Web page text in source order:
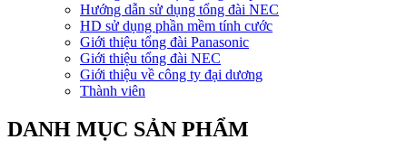
Hướng dẫn sử dụng tổng đài NEC
HD sử dụng phần mềm tính cước
Giới thiệu tổng đài Panasonic
Giới thiệu tổng đài NEC
Giới thiệu về công ty đại dương
Thành viên
DANH MỤC SẢN PHẨM